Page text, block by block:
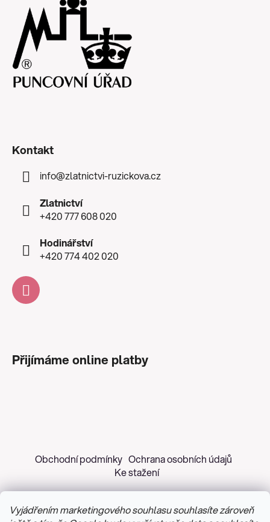
Vyjádřením marketingového souhlasu souhlasíte zároveň
Kontakt
info@zlatnictvi-ruzickova.cz
Zlatnictví
+420 777 608 020
Hodinářství
+420 774 402 020
Přijímáme online platby
Obchodní podmínky Ochrana osobních údajů
Ke stažení